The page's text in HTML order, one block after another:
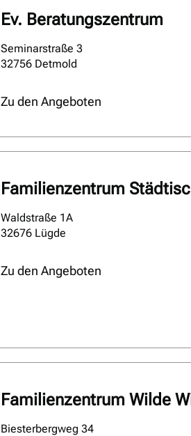
Ev. Beratungszentrum
Seminarstraße 3
32756 Detmold
Zu den Angeboten
Familienzentrum
Waldstraße 1A
32676 Lügde
Zu den Angeboten
Familienzentrum Wilde
Biesterbergweg 34